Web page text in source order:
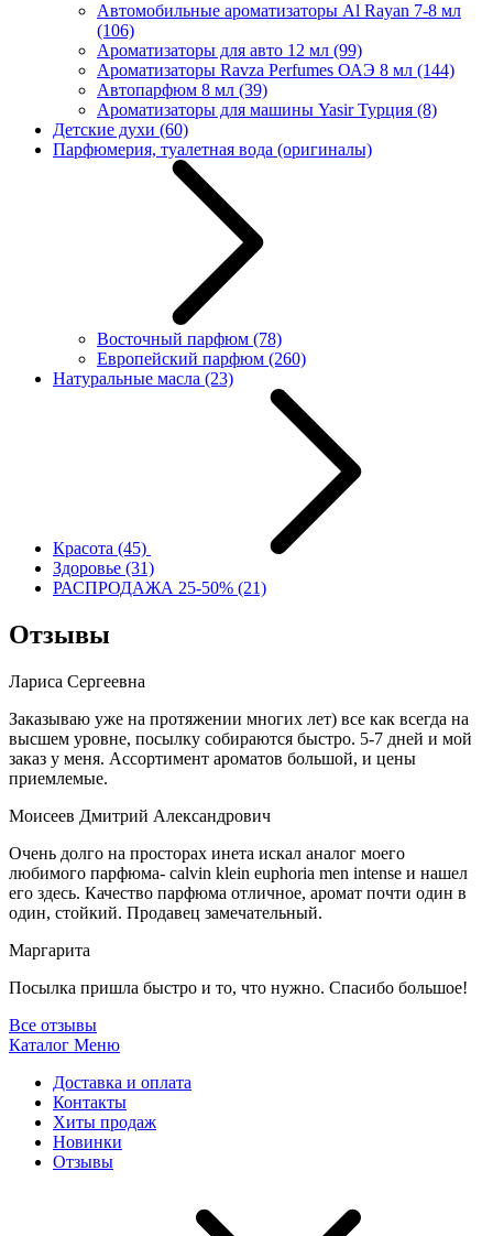
Автомобильные ароматизаторы Al Rayan 7-8 мл
(106)
Ароматизаторы для авто 12 мл (99)
Ароматизаторы Ravza Perfumes ОАЭ 8 мл (144)
Автопарфюм 8 мл (39)
Ароматизаторы для машины Yasir Турция (8)
Детские духи (60)
Парфюмерия, туалетная вода (оригиналы)
Восточный парфюм (78)
Европейский парфюм (260)
Натуральные масла (23)
Красота (45)
Здоровье (31)
РАСПРОДАЖА 25-50% (21)
Отзывы
Лариса Сергеевна
Заказываю уже на протяжении многих лет) все как всегда на
высшем уровне, посылку собираются быстро. 5-7 дней и мой
заказ у меня. Ассортимент ароматов большой, и цены
приемлемые.
Моисеев Дмитрий Александрович
Очень долго на просторах инета искал аналог моего
любимого парфюма- calvin klein euphoria men intense и нашел
его здесь. Качество парфюма отличное, аромат почти один в
один, стойкий. Продавец замечательный.
Маргарита
Посылка пришла быстро и то, что нужно. Спасибо большое!
Все отзывы
Каталог Меню
Доставка и оплата
Контакты
Хиты продаж
Новинки
Отзывы